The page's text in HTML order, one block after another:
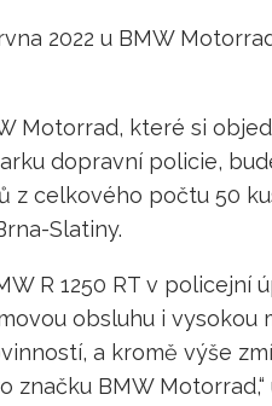
2022 u BMW
Motorrad, které si
dopravní policie,
z celkového počtu 50
Slatiny.
R 1250 RT v policejní
obsluhu i vysokou
a kromě výše
BMW